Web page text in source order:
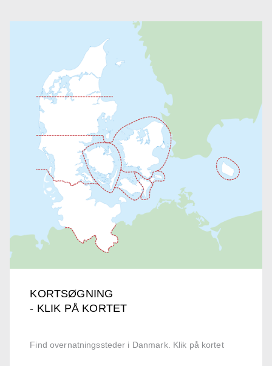
KORTSØGNING
- KLIK PÅ KORTET
Find overnatningssteder i Danmark. Klik på kortet